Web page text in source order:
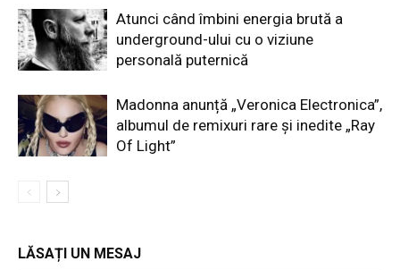
Atunci când îmbini energia brută a
underground-ului cu o viziune
personală puternică
Madonna anunță „Veronica Electronica”,
albumul de remixuri rare și inedite „Ray
Of Light”
LĂSAȚI UN MESAJ